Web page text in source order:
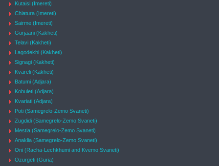
Kutaisi (Imereti)
Chiatura (Imereti)
Sairme (Imereti)
Gurjaani (Kakheti)
Telavi (Kakheti)
Lagodekhi (Kakheti)
Signagi (Kakheti)
Kvareli (Kakheti)
Batumi (Adjara)
Kobuleti (Adjara)
Kvariati (Adjara)
Poti (Samegrelo-Zemo Svaneti)
Zugdidi (Samegrelo-Zemo Svaneti)
Mestia (Samegrelo-Zemo Svaneti)
Anaklia (Samegrelo-Zemo Svaneti)
Oni (Racha-Lechkhumi and Kvemo Svaneti)
Ozurgeti (Guria)